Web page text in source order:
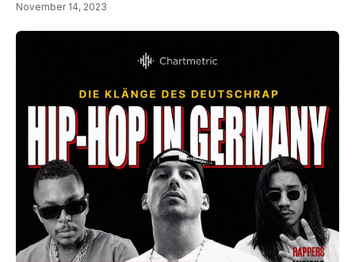
November 14, 2023